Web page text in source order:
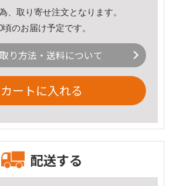
、取り寄せ注文となります。
のお届け予定です。
り方法・送料について
カートに入れる
配送する